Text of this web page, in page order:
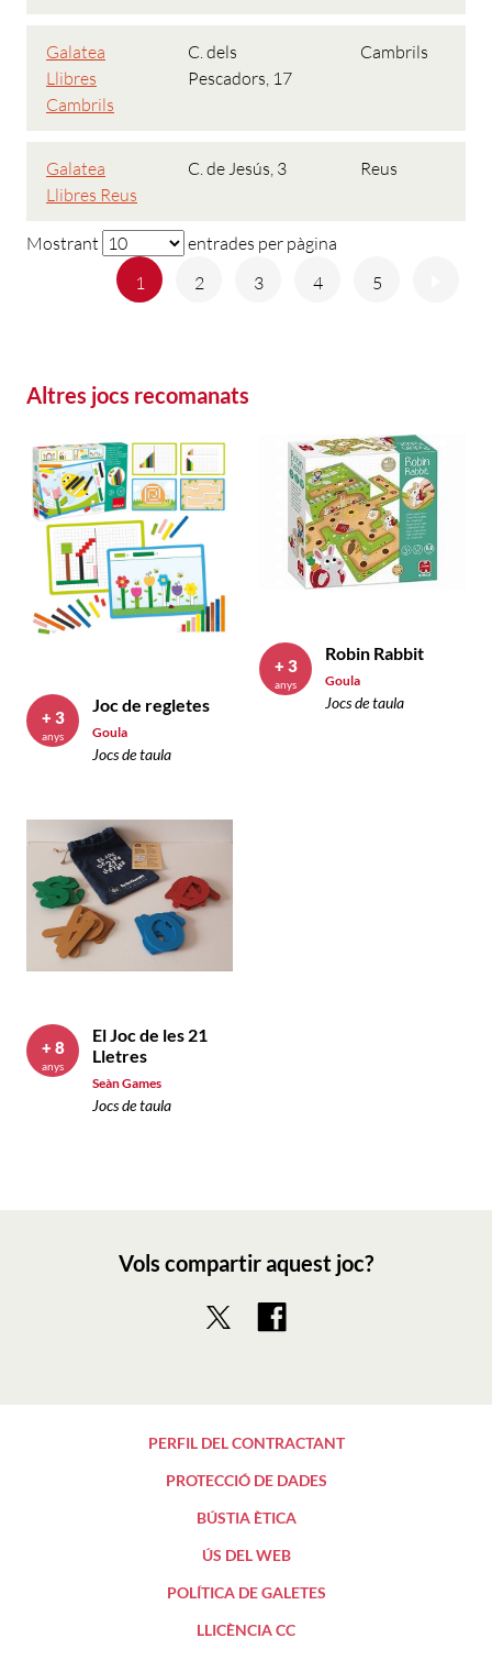
Galatea
Llibres
Cambrils
C. dels
Pescadors, 17
Cambrils
Galatea
Llibres Reus
C. de Jesús, 3 Reus
Mostrant
entrades per pàgina
Anterior
1 2 3 4 5
Altres jocs recomanats
Joc de regletes
Goula
Jocs de taula
+ 3
anys
Robin Rabbit
Goula
Jocs de taula
+ 3
anys
El Joc de les 21
Lletres
Seàn Games
Jocs de taula
+ 8
anys
Vols compartir aquest joc?
PERFIL DEL CONTRACTANT
PROTECCIÓ DE DADES
BÚSTIA ÈTICA
ÚS DEL WEB
POLÍTICA DE GALETES
LLICÈNCIA CC